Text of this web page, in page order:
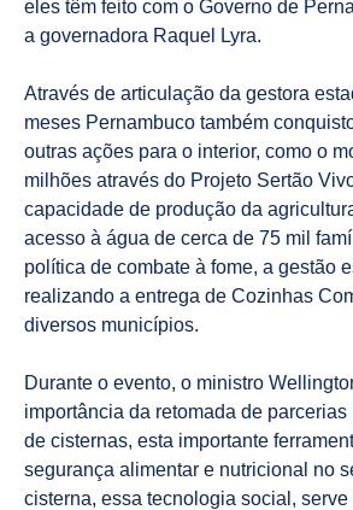
eles têm feito com o Governo de
a governadora Raquel Lyra.
Através de articulação da gestora
meses Pernambuco também
outras ações para o interior, como o
milhões através do Projeto Sertão
capacidade de produção da
acesso à água de cerca de 75 mil
política de combate à fome, a gestão
realizando a entrega de Cozinhas
diversos municípios.
Durante o evento, o ministro
importância da retomada de
de cisternas, esta importante
segurança alimentar e nutricional no
cisterna, essa tecnologia social, serve